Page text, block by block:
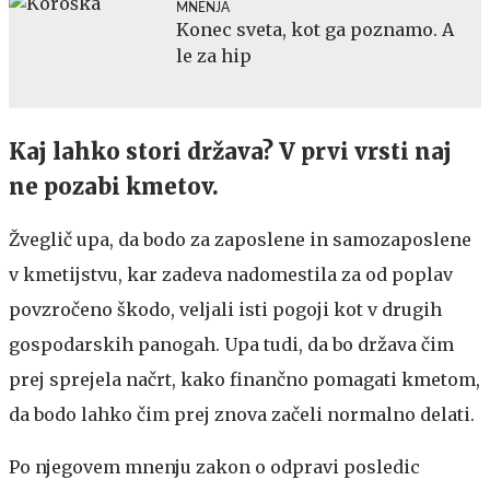
MNENJA
Konec sveta, kot ga poznamo. A
le za hip
Kaj lahko stori država? V prvi vrsti naj
ne pozabi kmetov.
Žveglič upa, da bodo za zaposlene in samozaposlene
v kmetijstvu, kar zadeva nadomestila za od poplav
povzročeno škodo, veljali isti pogoji kot v drugih
gospodarskih panogah. Upa tudi, da bo država čim
prej sprejela načrt, kako finančno pomagati kmetom,
da bodo lahko čim prej znova začeli normalno delati.
Po njegovem mnenju zakon o odpravi posledic